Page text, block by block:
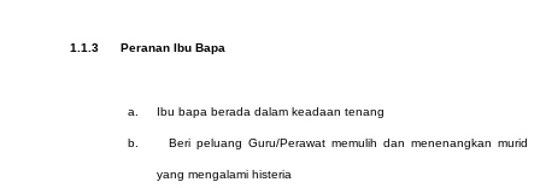
1.1.3 Peranan Ibu Bapa
a. Ibu bapa berada dalam keadaan tenang
b. Beri peluang Guru/Perawat memulih dan menenangkan murid
yang mengalami histeria